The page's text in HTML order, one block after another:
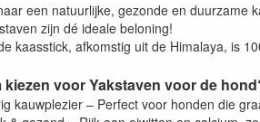
een natuurlijke, gezonde en duurzame
zijn dé ideale beloning!
kaasstick, afkomstig uit de Himalaya, is
kiezen voor Yakstaven voor de
kauwplezier – Perfect voor honden die